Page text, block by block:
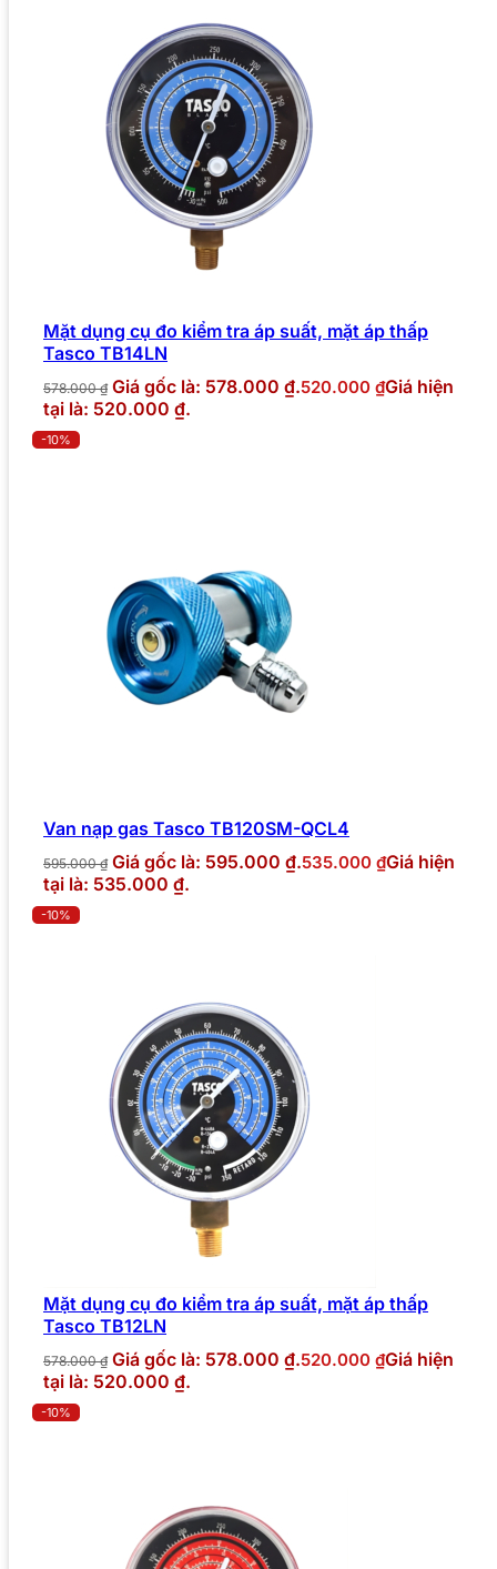
Mặt dụng cụ đo kiểm tra áp suất, mặt áp thấp
Tasco TB14LN
578.000₫ Giá gốc là: 578.000 ₫.520.000 ₫Giá hiện
tại là: 520.000 ₫.
-10%
Van nạp gas Tasco TB120SM-QCL4
595.000₫ Giá gốc là: 595.000 ₫.535.000 ₫Giá hiện
tại là: 535.000 ₫.
-10%
Mặt dụng cụ đo kiểm tra áp suất, mặt áp thấp
Tasco TB12LN
578.000₫ Giá gốc là: 578.000 ₫.520.000 ₫Giá hiện
tại là: 520.000 ₫.
-10%